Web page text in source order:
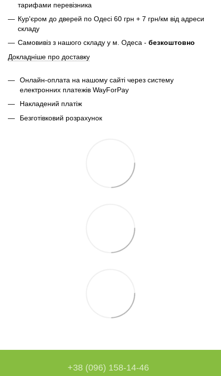
тарифами перевізника
Кур'єром до дверей по Одесі 60 грн + 7 грн/км від адреси
складу
Самовивіз з нашого складу у м. Одеса - безкоштовно
Докладніше про доставку
Онлайн-оплата на нашому сайті через систему
електронних платежів WayForPay
Накладений платіж
Безготівковий розрахунок
+38 (096) 158-14-46